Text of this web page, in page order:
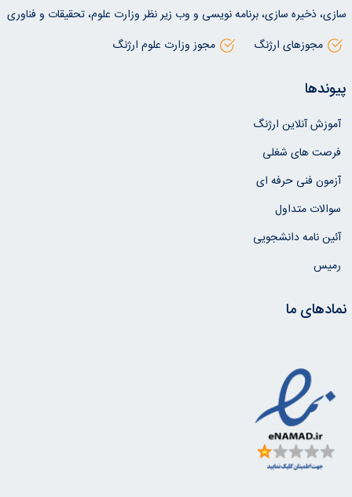
سازی، ذخیره سازی، برنامه نویسی و وب زیر نظر وزارت علوم، تحقیقات و فناوری
مجوزهای ارژنگ
مجوز وزارت علوم ارژنگ
پیوندها
آموزش آنلاین ارژنگ
فرصت های شغلی
آزمون فنی حرفه ای
سوالات متداول
آئین نامه دانشجویی
رمیس
نمادهای ما